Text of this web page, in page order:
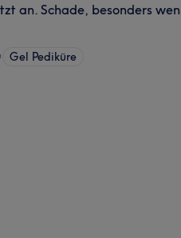
an. Schade, besonders
Gel Pediküre